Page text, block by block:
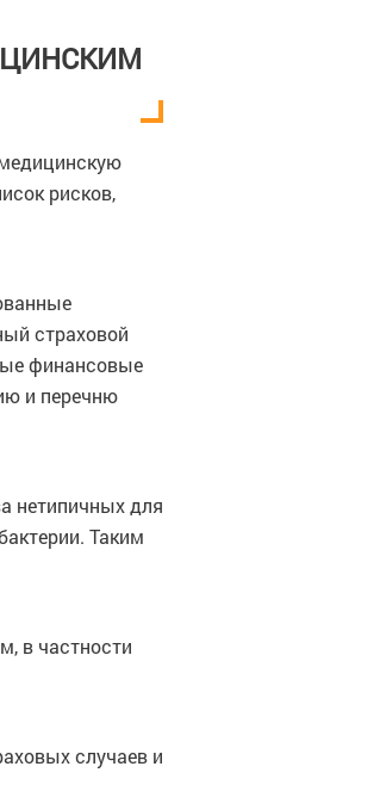
рисков,
страховой
финансовые
и перечню
нетипичных для
Таким
в частности
случаев и